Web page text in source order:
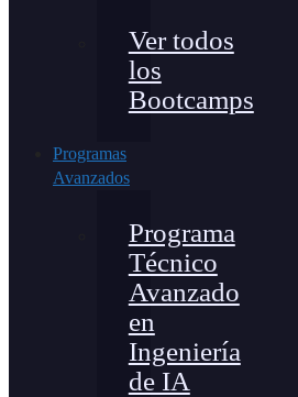
Ver todos
los
Bootcamps
Programas
Avanzados
Programa
Técnico
Avanzado
en
Ingeniería
de IA